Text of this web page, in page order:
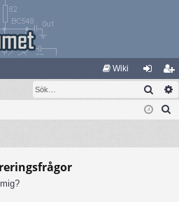
Wiki
og
ga
li
m
Sök